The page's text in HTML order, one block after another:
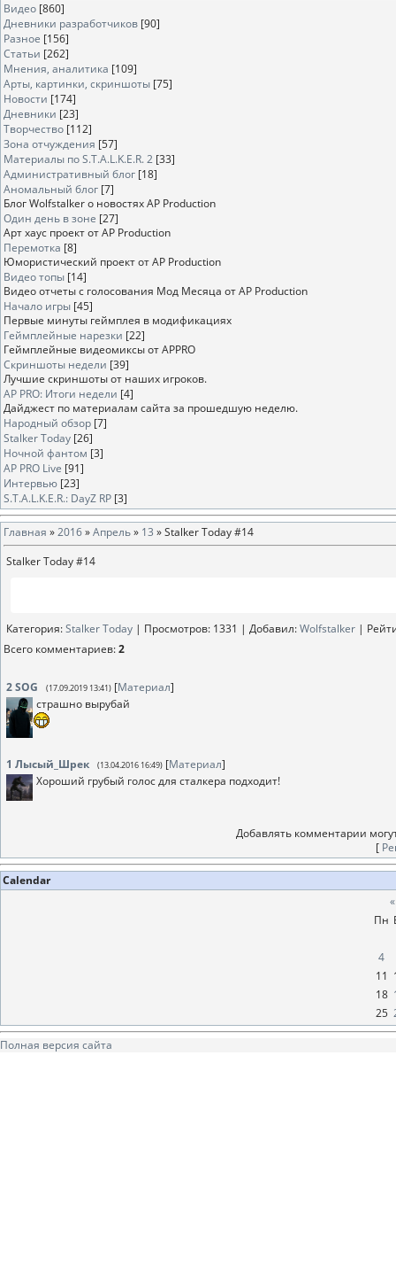
Видео [860]
Дневники разработчиков [90]
Разное [156]
Статьи [262]
Мнения, аналитика [109]
Арты, картинки, скриншоты [75]
Новости [174]
Дневники [23]
Творчество [112]
Зона отчуждения [57]
Материалы по S.T.A.L.K.E.R. 2 [33]
Административный блог [18]
Аномальный блог [7]
Блог Wolfstalker о новостях AP Production
Один день в зоне [27]
Арт хаус проект от AP Production
Перемотка [8]
Юмористический проект от AP Production
Видео топы [14]
Видео отчеты с голосования Мод Месяца от AP Production
Начало игры [45]
Первые минуты геймплея в модификациях
Геймплейные нарезки [22]
Геймплейные видеомиксы от APPRO
Скриншоты недели [39]
Лучшие скриншоты от наших игроков.
AP PRO: Итоги недели [4]
Дайджест по материалам сайта за прошедшую неделю.
Народный обзор [7]
Stalker Today [26]
Ночной фантом [3]
AP PRO Live [91]
Интервью [23]
S.T.A.L.K.E.R.: DayZ RP [3]
Главная »2016»Апрель» 13 » Stalker Today #14
Stalker Today #14
Категория:Stalker Today | Просмотров: 1331 | Добавил:Wolfstalker |
Всего комментариев:2
2SOG (17.09.2019 13:41) [Материал]
страшно вырубай
1 Лысый_Шрек (13.04.2016 16:49) [Материал]
Хороший грубый голос для сталкера подходит!
Добавлять комментарии
[
Calendar
«
Пн
4
11
18
25
Полная версия сайта